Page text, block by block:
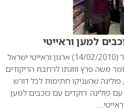
למען וראייטי
לאירוע ההתרמה שערך אתמול (14/02/2010) ארגון וראייטי ישראל
משה פרץ וזוגתו לרחבת הריקודים
שהעניקו חתימות לכל דורש.
פולינה. רוקדים עם כוכבים למען